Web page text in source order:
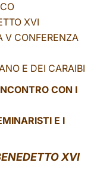
中文
LATINE
XVI
V CONFERENZA
E DEI CARAIBI
CON I
E I
XVI